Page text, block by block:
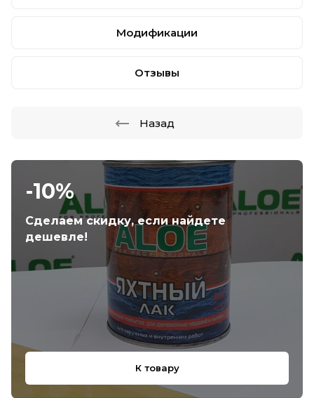
-10%
Сделаем скидку, если найдете
дешевле!
К товару
Модификации
Отзывы
Назад